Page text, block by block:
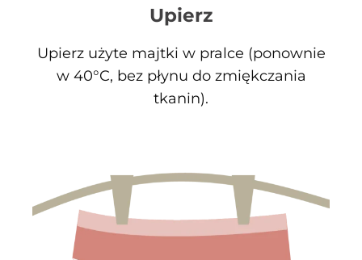
Upierz
Upierz użyte majtki w pralce (ponownie
w 40°C, bez płynu do zmiękczania
tkanin).